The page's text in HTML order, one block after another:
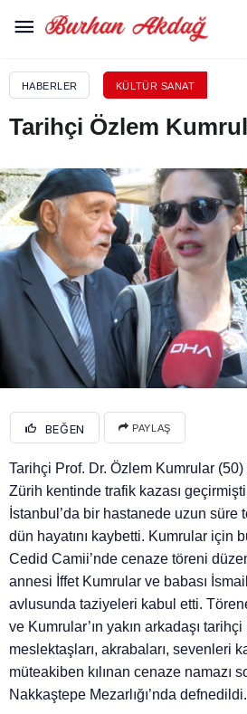
HABERLER KÜLTÜR SANAT
Tarihçi Özlem
BEĞEN PAYLAŞ
Tarihçi Prof. Dr. Özlem Kumrular
Zürih kentinde trafik kazası
İstanbul’da bir hastanede uzun süre
dün hayatını kaybetti. Kumrular için
Cedid Camii’nde cenaze töreni
annesi İffet Kumrular ve babası
avlusunda taziyeleri kabul etti.
ve Kumrular’ın yakın arkadaşı
meslektaşları, akrabaları, sevenleri
müteakiben kılınan cenaze namazı
Nakkaştepe Mezarlığı’nda defnedildi.